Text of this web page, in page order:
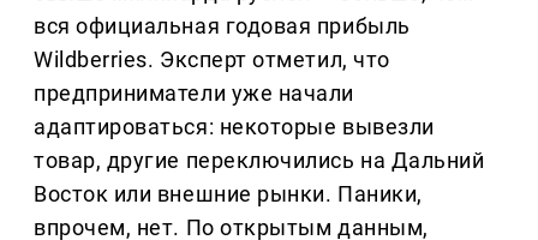
вся официальная годовая прибыль
Wildberries. Эксперт отметил, что
предприниматели уже начали
адаптироваться: некоторые вывезли
товар, другие переключились на Дальний
Восток или внешние рынки. Паники,
впрочем, нет. По открытым данным,